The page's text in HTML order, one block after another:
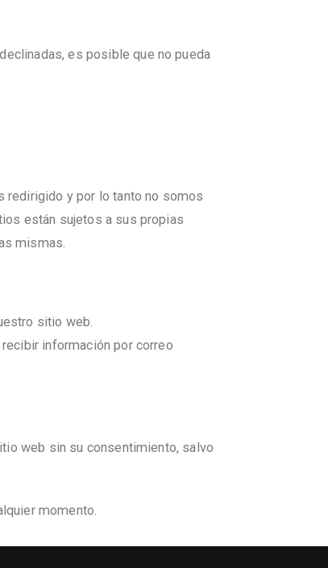
es posible que no pueda
redirigido y por lo tanto no somos
están sujetos a sus propias
mismas.
sitio web.
información por correo
web sin su consentimiento, salvo
momento.